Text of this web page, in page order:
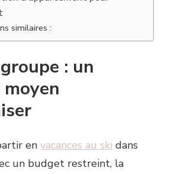
similaires :
: un
en vacances au ski dans
un budget restreint, la